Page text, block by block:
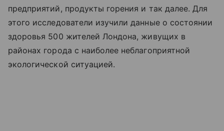
предприятий, продукты горения и так далее. Для
этого исследователи изучили данные о состоянии
здоровья 500 жителей Лондона, живущих в
районах города с наиболее неблагоприятной
экологической ситуацией.